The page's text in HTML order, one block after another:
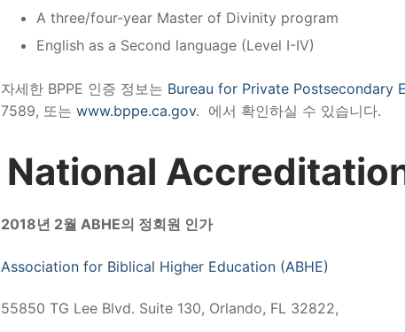
A three/four-year Master of Divinity program
English as a Second language (Level I-IV)
자세한 BPPE 인증 정보는 Bureau for Private Postsecondary
7589, 또는 www.bppe.ca.gov. 에서 확인하실 수 있습니다.
National
2018년 2월 ABHE의 정회원 인가
Association for Biblical Higher Education (ABHE)
55850 TG Lee Blvd. Suite 130, Orlando, FL 32822,